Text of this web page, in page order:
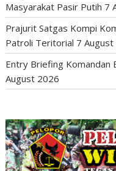
Masyarakat Pasir Putih 7
Prajurit Satgas Kompi
Patroli Teritorial 7
Entry Briefing Komandan
August 2026